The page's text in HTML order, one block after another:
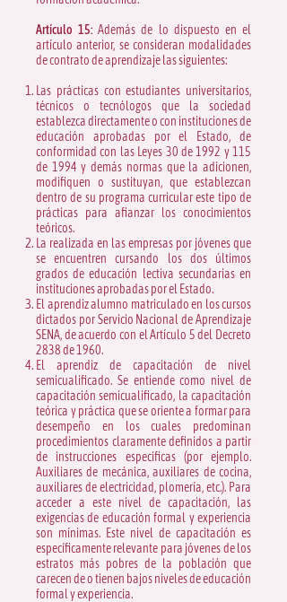
Artículo 15: Además de lo dispuesto en el
artículo anterior, se consideran modalidades
de contrato de aprendizaje las siguientes:
Las prácticas con estudiantes universitarios,
técnicos o tecnólogos que la sociedad
establezca directamente o con instituciones de
educación aprobadas por el Estado, de
conformidad con las Leyes 30 de 1992 y 115
de 1994 y demás normas que la adicionen,
modifiquen o sustituyan, que establezcan
dentro de su programa curricular este tipo de
prácticas para afianzar los conocimientos
teóricos.
La realizada en las empresas por jóvenes que
se encuentren cursando los dos últimos
grados de educación lectiva secundarias en
instituciones aprobadas por el Estado.
El aprendiz alumno matriculado en los cursos
dictados por Servicio Nacional de Aprendizaje
SENA, de acuerdo con el Artículo 5 del Decreto
2838 de 1960.
El aprendiz de capacitación de nivel
semicualificado. Se entiende como nivel de
capacitación semicualificado, la capacitación
teórica y práctica que se oriente a formar para
desempeño en los cuales predominan
procedimientos claramente definidos a partir
de instrucciones especificas (por ejemplo.
Auxiliares de mecánica, auxiliares de cocina,
auxiliares de electricidad, plomería, etc.). Para
acceder a este nivel de capacitación, las
exigencias de educación formal y experiencia
son mínimas. Este nivel de capacitación es
específicamente relevante para jóvenes de los
estratos más pobres de la población que
carecen de o tienen bajos niveles de educación
formal y experiencia.